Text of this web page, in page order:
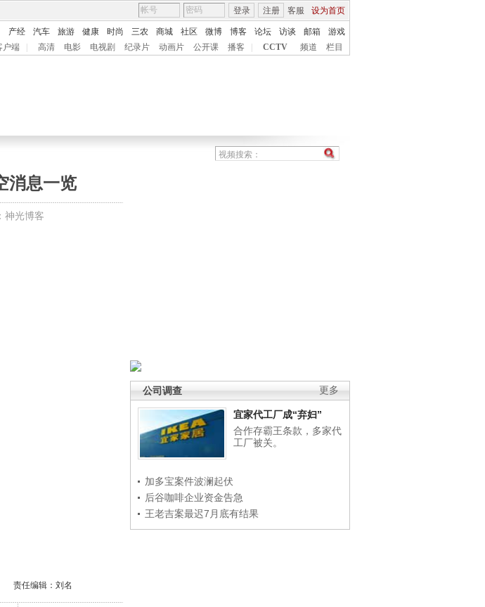
客服 设为首页
登录 注册
产经 汽车 旅游 健康 时尚 三农 商城 社区 微博 博客 论坛 访谈 邮箱
游戏
户端 高清 电影 电视剧 纪录片 动画片 公开课 播客 CCTV 频道 栏目
消息一览
神光博客
更多
公司调查
宜家代工厂成“弃妇”
合作存霸王条款，多家代
工厂被关。
加多宝案件波澜起伏
后谷咖啡企业资金告急
王老吉案最迟7月底有结果
责任编辑：刘名